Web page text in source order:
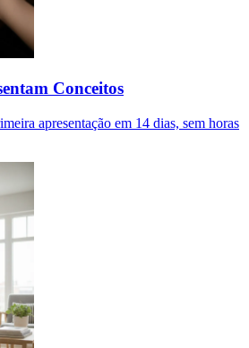
Conceitos
apresentação em 14 dias, sem horas